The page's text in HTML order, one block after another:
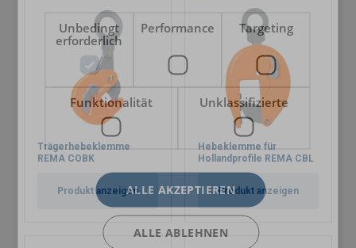
Trägerhebeklemme
REMA COBK
Produkt anzeigen
Hebeklemme für
Hollandprofile REMA CBL
Produkt anzeigen
Unbedingt
erforderlich
Performance Targeting
Funktionalität Unklassifizierte
ALLE AKZEPTIEREN
ALLE ABLEHNEN